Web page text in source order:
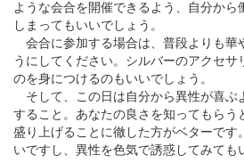
ような会合を開催できるよう、自分から
しまってもいいでしょう。
会合に参加する場合は、普段よりも華
うにしてください。シルバーのアクセサ
のを身につけるのもいいでしょう。
そして、この日は自分から異性が喜ぶ
すること。あなたの良さを知ってもらう
盛り上げることに徹した方がベターです
いですし、異性を色気で誘惑してみても